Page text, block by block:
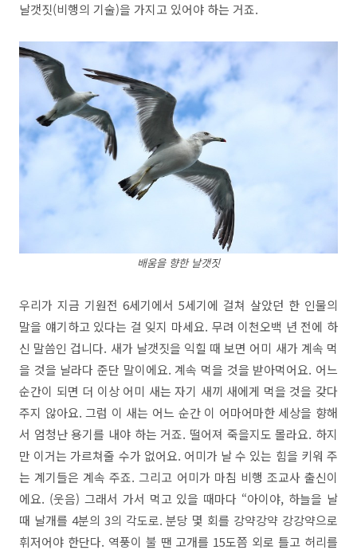
날갯짓(비행의 기술)을 가지고 있어야 하는 거죠.
배움을 향한 날갯짓​
우리가 지금 기원전 6세기에서 5세기에 걸쳐 살았던 한 인물의
말을 얘기하고 있다는 걸 잊지 마세요. 무려 이천오백 년 전에 하
신 말씀인 겁니다. 새가 날갯짓을 익힐 때 보면 어미 새가 계속 먹
을 것을 날라다 준단 말이에요. 계속 먹을 것을 받아먹어요. 어느
순간이 되면 더 이상 어미 새는 자기 새끼 새에게 먹을 것을 갖다
주지 않아요. 그럼 이 새는 어느 순간 이 어마어마한 세상을 향해
서 엄청난 용기를 내야 하는 거죠. 떨어져 죽을지도 몰라요. 하지
만 이거는 가르쳐줄 수가 없어요. 어미가 날 수 있는 힘을 키워 주
는 계기들은 계속 주죠. 그리고 어미가 마침 비행 조교사 출신이
에요. (웃음) 그래서 가서 먹고 있을 때마다 “아이야, 하늘을 날
때 날개를 4분의 3의 각도로. 분당 몇 회를 강약강약 강강약으로
휘저어야 한단다. 역풍이 불 땐 고개를 15도쯤 외로 틀고 허리를